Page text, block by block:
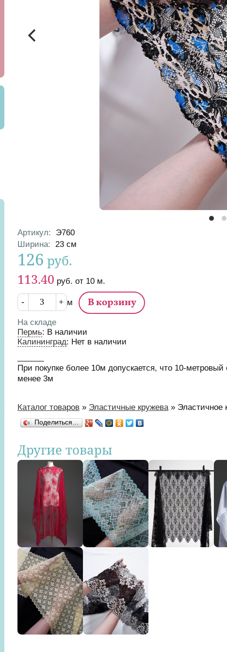
Артикул:
Э760
Характеристики
Ширина: 23 см
Цена
126 руб.
Цена от
113.40 руб. от 10 м.
Кол-во
м
На складе
Пермь: В наличии
Калининград: Нет в наличии
При покупке более 10м допускается, что 10-
менее 3м
Вы здесь
Каталог товаров » Эластичные кружева» Эластичное
Поделиться…
Другие товары